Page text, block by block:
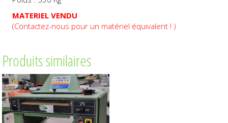
MATERIEL VENDU
(Contactez-nous pour un matériel équivalent ! )
Produits similaires